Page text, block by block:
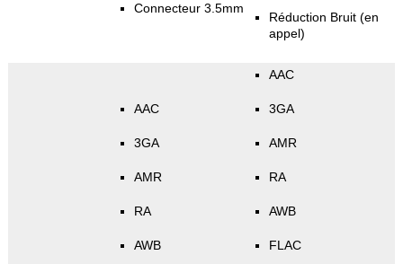
Connecteur 3.5mm
Réduction Bruit (en
appel)
AAC
3GA
AMR
RA
AWB
AAC
3GA
AMR
RA
AWB
FLAC